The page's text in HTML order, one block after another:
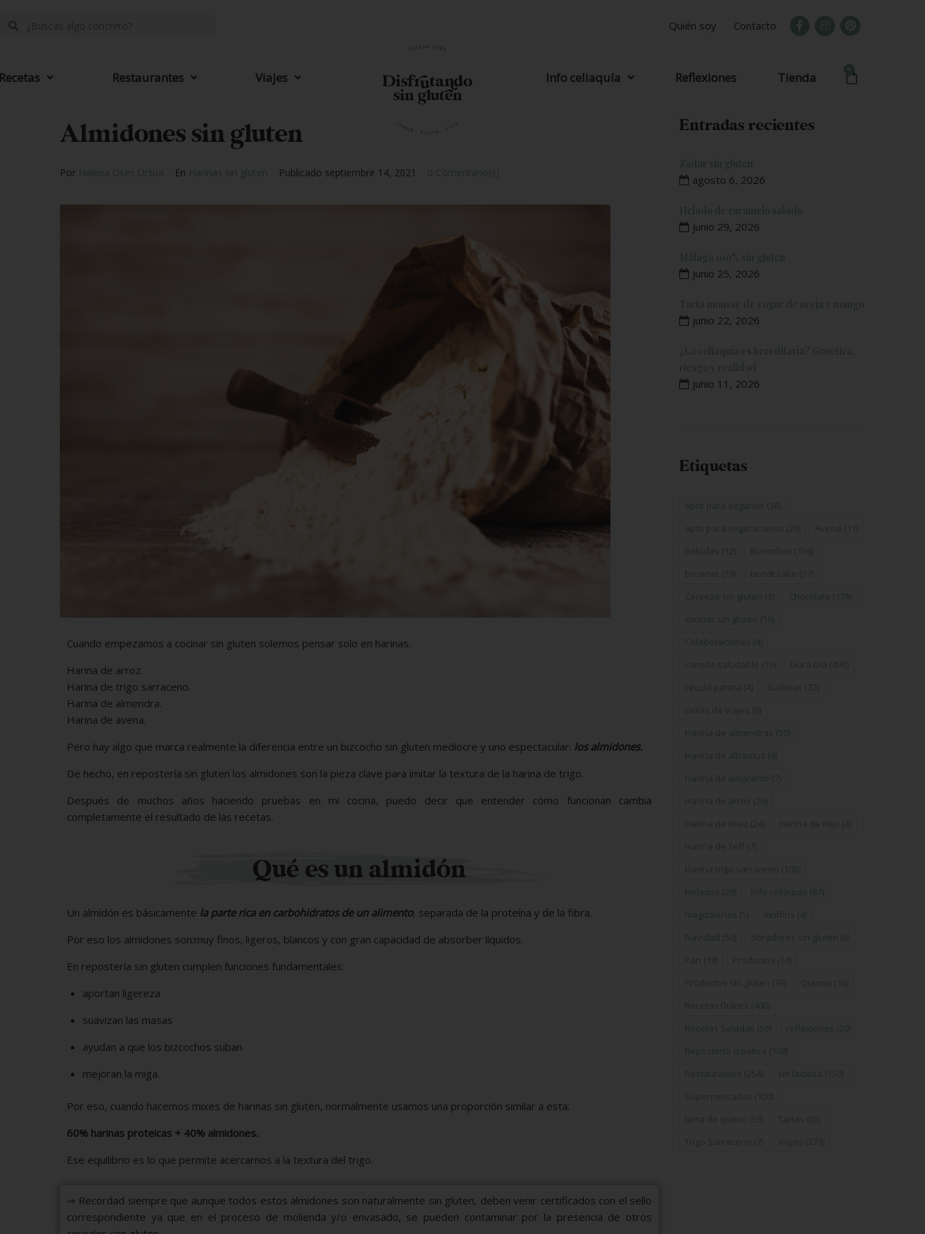
Quién soy Contacto
Restaurantes Viajes Info celiaquía Reflexiones Tienda
Almidones sin gluten
Por Helena Oses Ursua En Harinas sin gluten Publicado septiembre 14, 2021 0 Comentario(s)
Cuando empezamos a cocinar sin gluten solemos pensar solo en harinas.
Harina de arroz.
Harina de trigo sarraceno.
Harina de almendra.
Harina de avena.
Pero hay algo que marca realmente la diferencia entre un bizcocho sin gluten mediocre y uno espectacular: los almidones.
De hecho, en repostería sin gluten los almidones son la pieza clave para imitar la textura de la harina de trigo.
Después de muchos años haciendo pruebas en mi cocina, puedo decir que entender cómo funcionan cambia
completamente el resultado de las recetas.
Qué es un almidón
Un almidón es básicamente la parte rica en carbohidratos de un alimento, separada de la proteína y de la fibra.
Por eso los almidones son:muy finos, ligeros, blancos y con gran capacidad de absorber líquidos.
En repostería sin gluten cumplen funciones fundamentales:
aportan ligereza
suavizan las masas
ayudan a que los bizcochos suban
mejoran la miga.
Por eso, cuando hacemos mixes de harinas sin gluten, normalmente usamos una proporción similar a esta:
60% harinas proteicas + 40% almidones.
Ese equilibrio es lo que permite acercarnos a la textura del trigo.
⇒ Recordad siempre que aunque todos estos almidones son naturalmente sin gluten, deben venir certificados con el sello
correspondiente ya que en el proceso de molienda y/o envasado, se pueden contaminar por la presencia de otros
Entradas recientes
Zadar sin gluten
agosto 6, 2026
Helado de caramelo salado
junio 29, 2026
Málaga 100% sin gluten
junio 25, 2026
Tarta mousse de yogur de oveja y mango
junio 22, 2026
¿La celiaquía es hereditaria? Genética,
riesgo y realidad
junio 11, 2026
Etiquetas
apto para veganos (38)
apto para vegetarianos (26) Avena (11)
Bebidas (12) Bizcochos (156)
brownie (29) bundt cake (27)
Cerveza sin gluten (3) Chocolate (178)
cocinar sin gluten (16)
Colaboraciones (4)
comida saludable (15) Día a Día (493)
Fécula patata (4) Galletas (72)
Guías de viajes (6)
Harina de almendras (50)
Harina de altramuz (9)
Harina de amaranto (7)
Harina de arroz (26)
Harina de maiz (24) Harina de mijo (4)
Harina de Teff (7)
Harina trigo sarraceno (105)
Helados (29) Info celiaquía (87)
magdalenas (5) muffins (4)
Navidad (50) obradores sin gluten (6)
Pan (19) Productos (14)
Productos sin gluten (39) Quinoa (16)
Recetas Dulces (400)
Recetas Saladas (59) reflexiones (20)
Repostería creativa (108)
Restaurantes (254) sin lactosa (150)
Supermercados (100)
tarta de queso (59) Tartas (65)
Trigo Sarraceno (7) Viajes (273)